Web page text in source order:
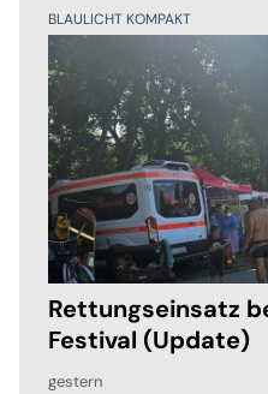
BLAULICHT KOMPAKT
Rettungseinsatz
Festival (Update)
gestern